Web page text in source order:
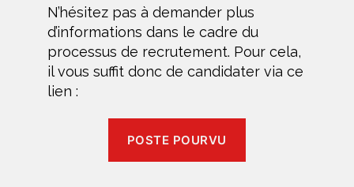
N’hésitez pas à demander plus
d’informations dans le cadre du
processus de recrutement. Pour cela,
il vous suffit donc de candidater via ce
lien :
POSTE POURVU